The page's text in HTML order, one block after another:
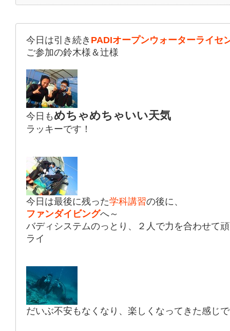
今日は引き続き PADIオープンウォーターライセ
ご参加の鈴木様＆辻様
今日も めちゃめちゃいい天気
ラッキーです！
今日は最後に残った学科講習の後に、
ファンダイビングへ～
バディシステムのっとり、２人で力を合わせて
ライ
だいぶ不安もなくなり、楽しくなってきた感じ